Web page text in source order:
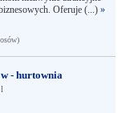
Oferuje (...) »
- hurtownia